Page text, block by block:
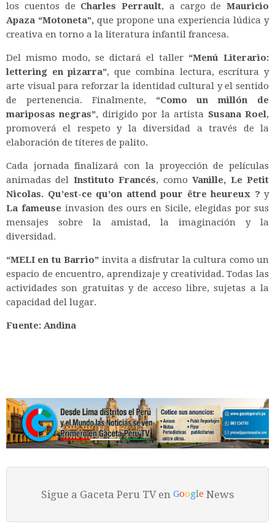
los cuentos de Charles Perrault, a cargo de Mauricio
Apaza “Motoneta”, que propone una experiencia lúdica y
creativa en torno a la literatura infantil francesa.
Del mismo modo, se dictará el taller “Menú Literario:
lettering en pizarra”, que combina lectura, escritura y
arte visual para reforzar la identidad cultural y el sentido
de pertenencia. Finalmente, “Como un millón de
mariposas negras”, dirigido por la artista Susana Roel,
promoverá el respeto y la diversidad a través de la
elaboración de títeres de palito.
Cada jornada finalizará con la proyección de películas
animadas del Instituto Francés, comoVanille, Le Petit
Nicolas. Qu’est-ce qu’on attend pour être heureux ? y
La fameuse invasion des ours en Sicile, elegidas por sus
mensajes sobre la amistad, la imaginación y la
diversidad.
“MELI en tu Barrio” invita a disfrutar la cultura como un
espacio de encuentro, aprendizaje y creatividad. Todas las
actividades son gratuitas y de acceso libre, sujetas a la
capacidad del lugar.
Fuente: Andina
Sigue a Gaceta Peru TV en Google News